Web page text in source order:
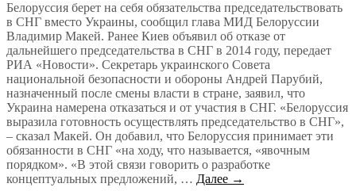
Белоруссия берет на себя обязательства председательствовать
в СНГ вместо Украины, сообщил глава МИД Белоруссии
Владимир Макей. Ранее Киев объявил об отказе от
дальнейшего председательства в СНГ в 2014 году, передает
РИА «Новости». Секретарь украинского Совета
национальной безопасности и обороны Андрей Парубий,
назначенный после смены власти в стране, заявил, что
Украина намерена отказаться и от участия в СНГ. «Белоруссия
выразила готовность осуществлять председательство в СНГ»,
– сказал Макей. Он добавил, что Белоруссия принимает эти
обязанности в СНГ «на ходу, что называется, «явочным
порядком». «В этой связи говорить о разработке
концептуальных предложений, … Далее →